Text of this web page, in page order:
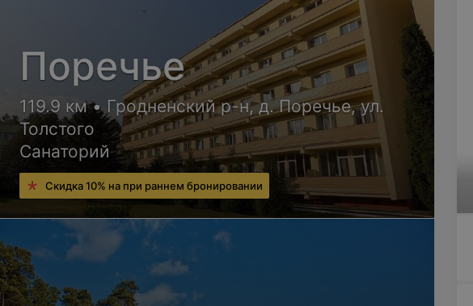
Поречье
119.9 км • Гродненский р-н, д. Поречье, ул.
Толстого
Санаторий
Скидка 10% на при раннем бронировании